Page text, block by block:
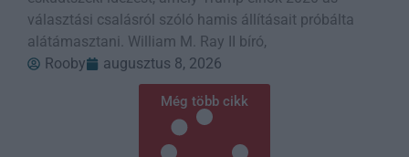
választási csalásról szóló hamis állításait próbálta
alátámasztani. William M. Ray II bíró,
Rooby
augusztus 8, 2026
Még több cikk